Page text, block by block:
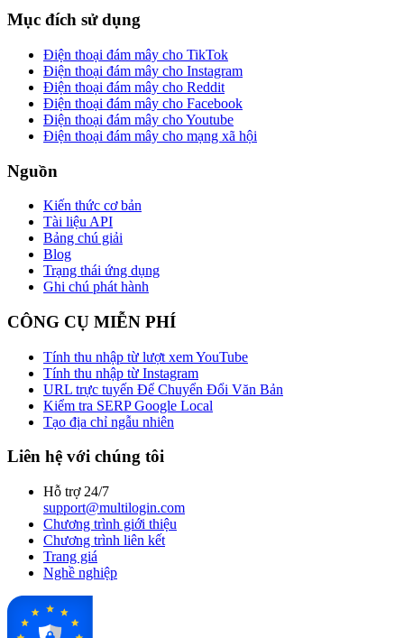
Mục đích sử dụng
Điện thoại đám mây cho TikTok
Điện thoại đám mây cho Instagram
Điện thoại đám mây cho Reddit
Điện thoại đám mây cho Facebook
Điện thoại đám mây cho Youtube
Điện thoại đám mây cho mạng xã hội
Nguồn
Kiến thức cơ bản
Tài liệu API
Bảng chú giải
Blog
Trạng thái ứng dụng
Ghi chú phát hành
CÔNG CỤ MIỄN PHÍ
Tính thu nhập từ lượt xem YouTube
Tính thu nhập từ Instagram
URL trực tuyến Để Chuyển Đổi Văn Bản
Kiểm tra SERP Google Local
Tạo địa chỉ ngẫu nhiên
Liên hệ với chúng tôi
Hỗ trợ 24/7
support@multilogin.com
Chương trình giới thiệu
Chương trình liên kết
Trang giá
Nghề nghiệp